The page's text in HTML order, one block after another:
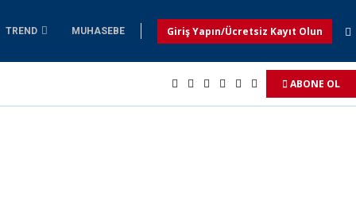
TREND MUHASEBE Giriş Yapın/Ücretsiz Kayıt Olun
ABONE OL